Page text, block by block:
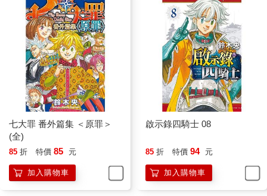
七大罪 番外篇集 ＜原罪＞
(全)
85 折 特價 85 元
加入購物車
啟示錄四騎士 08
85 折 特價 94 元
加入購物車